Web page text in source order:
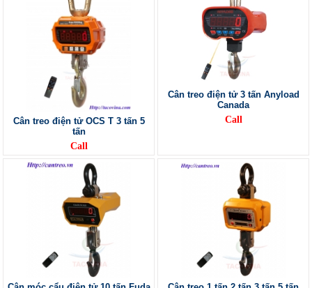
Cân treo điện tử OCS T 3 tấn 5
tấn
Call
Cân treo điện tử 3 tấn Anyload
Canada
Call